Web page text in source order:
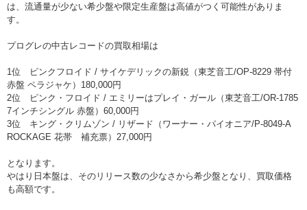
は、流通量が少ない希少盤や限定生産盤は高値がつく可能性がありま
す。
プログレの中古レコードの買取相場は
1位 ピンクフロイド / サイケデリックの新鋭（東芝音工/OP-8229 帯付
赤盤 ペラジャケ）180,000円
2位 ピンク・フロイド / エミリーはプレイ・ガール（東芝音工/OR-1785
7インチシングル 赤盤）60,000円
3位 キング・クリムゾン / リザード（ワーナー・パイオニア/P-8049-A
ROCKAGE 花帯 補充票）27,000円
となります。
やはり日本盤は、そのリリース数の少なさから希少盤となり、買取価格
も高額です。